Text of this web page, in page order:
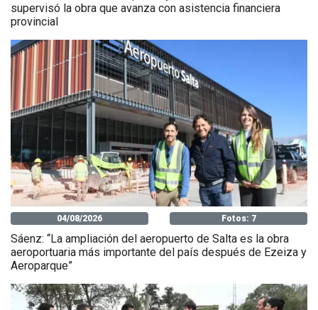
supervisó la obra que avanza con asistencia financiera
provincial
04/08/2026 Fotos: 7
Sáenz: “La ampliación del aeropuerto de Salta es la obra
aeroportuaria más importante del país después de Ezeiza y
Aeroparque”